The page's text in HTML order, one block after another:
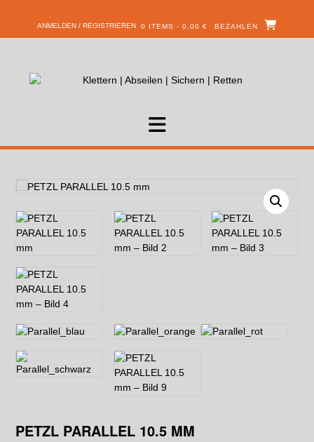
ANMELDEN / REGISTRIEREN 0 ITEMS - 0,00 € BEZAHLEN
PETZL PARALLEL 10.5 MM